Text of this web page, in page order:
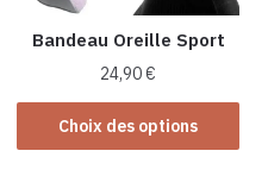
Bandeau Oreille Sport
24,90€
Choix des options
Ce
produit